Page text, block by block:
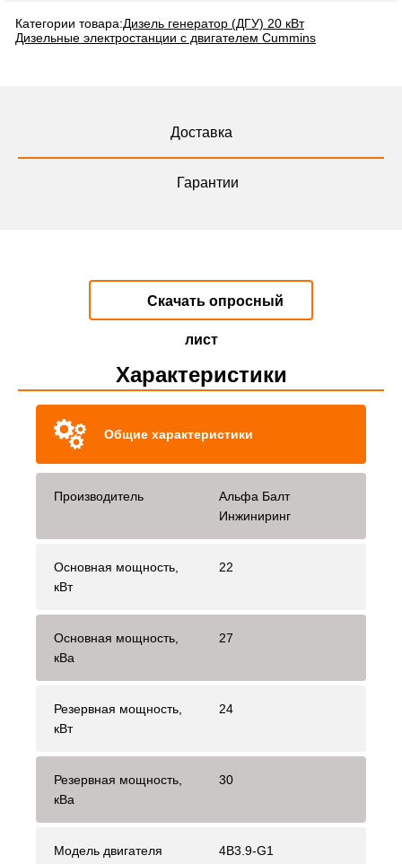
Категории товара:Дизель генератор (ДГУ) 20 кВт
Дизельные электростанции с двигателем Cummins
Доставка
Гарантии
Скачать опросный
лист
Характеристики
Общие характеристики
Производитель
Альфа Балт
Инжиниринг
Основная мощность,
кВт
22
Основная мощность,
кВа
27
Резервная мощность,
кВт
24
Резервная мощность,
кВа
30
Модель двигателя 4B3.9-G1